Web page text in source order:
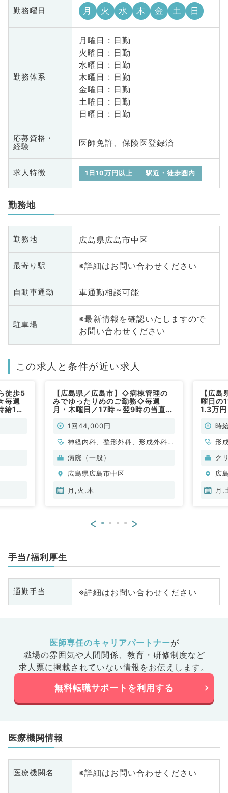
勤務曜日 月 火 水 木 金 土 日
勤務体系
月曜日 : 日勤
火曜日 : 日勤
水曜日 : 日勤
木曜日 : 日勤
金曜日 : 日勤
土曜日 : 日勤
日曜日 : 日勤
応募資格・
経験
医師免許、保険医登録済
求人特徴 1日10万円以上 駅近・徒歩圏内
勤務地
勤務地 広島県広島市中区
最寄り駅 ※詳細はお問い合わせください
自動車通勤 車通勤相談可能
駐車場
※最新情報を確認いたしますので
お問い合わせください
この求人と条件が近い求人
徒歩5
毎週
給1万
【広島県／広島市】◇病棟管理の
みでゆったりめのご勤務◇毎週
月・木曜日／17時～翌9時の当直／
便利◎（内科系・外科系／非常勤）
1回44,000円
神経内科、整形外科、形成外科、
脳神経外科、呼吸器外科、心臓血
般内科、循環器内科、呼吸器内
科、消化器内科、内分泌・代謝内
器外科、乳腺外科、膠原病科、大
病院（一般）
広島県広島市中区
月,火,木
【広
曜日の
1.3万
／非常
時
形
ク
広
月,
< >
手当/福利厚生
通勤手当 ※詳細はお問い合わせください
医師専任のキャリアパートナーが
職場の雰囲気や人間関係、 教育・研修制度など
求人票に掲載されていない情報をお伝えします。
無料転職サポートを利用する
医療機関情報
医療機関名 ※詳細はお問い合わせください